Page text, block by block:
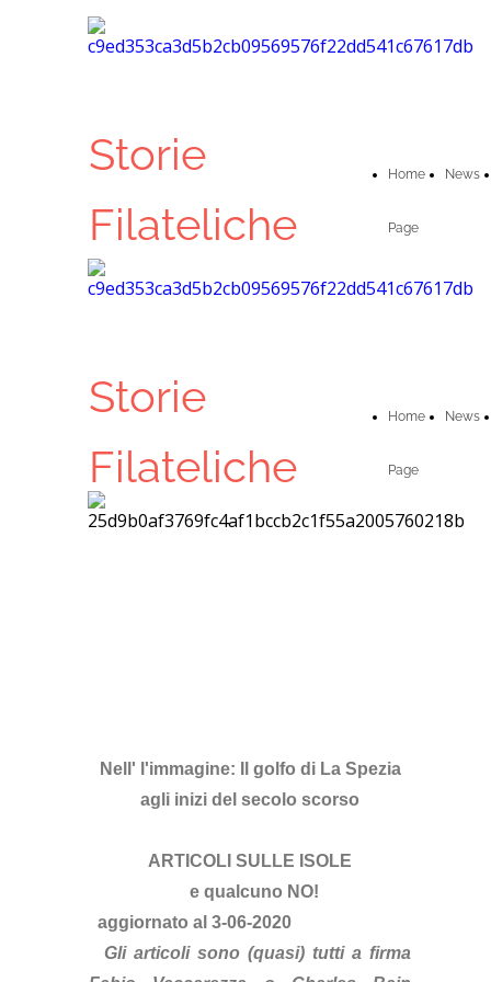
Home
Page
News
Storie
Filateliche
Home
Page
News
Storie
Filateliche
Nell' l'immagine: Il golfo di La Spezia
agli inizi del secolo scorso
ARTICOLI SULLE ISOLE
e qualcuno NO!
aggiornato al 3-06-2020
Gli articoli sono (quasi) tutti a firma